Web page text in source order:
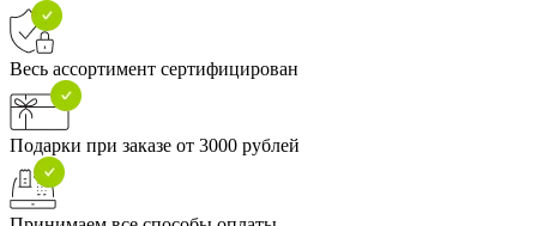
Весь ассортимент сертифицирован
Подарки при заказе от 3000 рублей